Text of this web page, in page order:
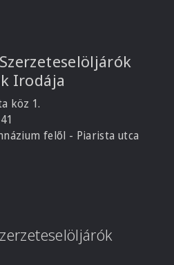
Irodája
köz 1.
felől - Piarista utca